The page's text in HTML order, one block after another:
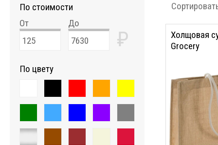
По стоимости
От
До
₽
По цвету
Холщовая
Grocery